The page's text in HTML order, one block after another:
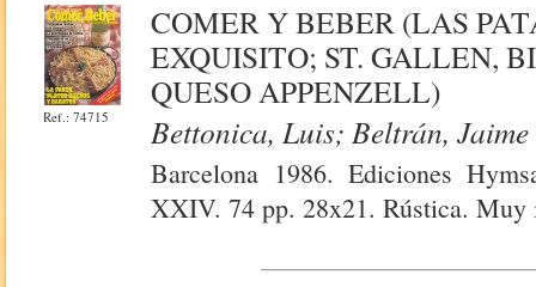
Ref.: 74715
COMER Y BEBER (LAS
EXQUISITO; ST. GALLEN,
QUESO APPENZELL)
Bettonica, Luis; Beltrán,
Barcelona 1986. Ediciones
XXIV. 74 pp. 28x21. Rústica. Muy